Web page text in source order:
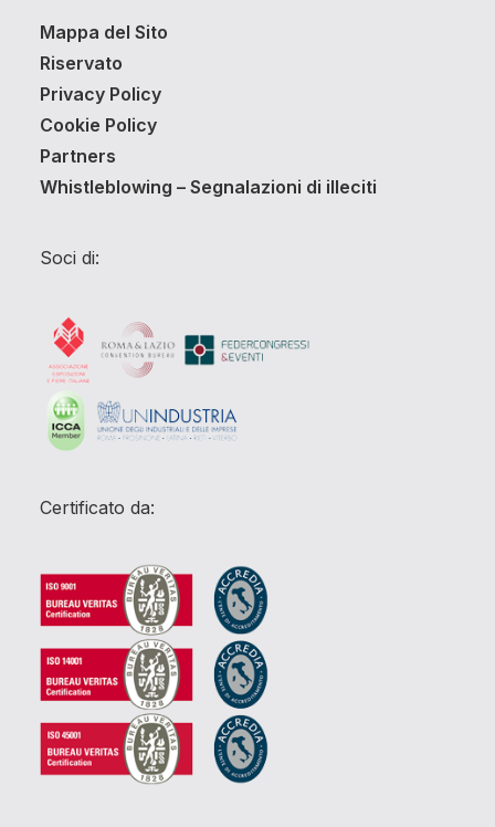
Mappa del Sito
Riservato
Privacy Policy
Cookie Policy
Partners
Whistleblowing – Segnalazioni di illeciti
Soci di:
Certificato da: